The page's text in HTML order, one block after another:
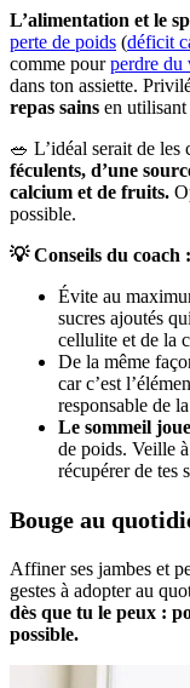
L’alimentation et le
perte de poids (déficit
comme pourperdre du
dans ton assiette.
repas sains en
🥗 L’idéal serait de les
féculents, d’une
calcium et de fruits.
possible.
💡 Conseils du coach :
Évite au
sucres ajoutés
cellulite et de la
De la même
car c’est
responsable de
Le sommeil
de poids. Veille
récupérer de tes
Bouge au
Affiner ses jambes et
gestes à adopter au
dès que tu le peux :
possible.